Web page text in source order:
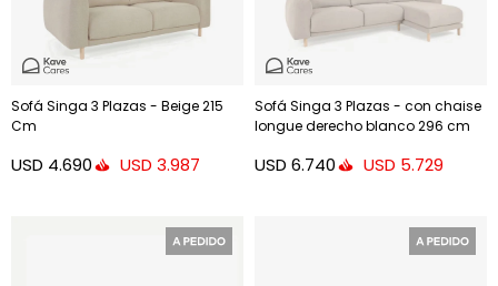
Sofá Singa 3 Plazas - Beige 215
Cm
USD 4.690 USD 3.987
Sofá Singa 3 Plazas - con chaise
longue derecho blanco 296 cm
USD 6.740 USD 5.729